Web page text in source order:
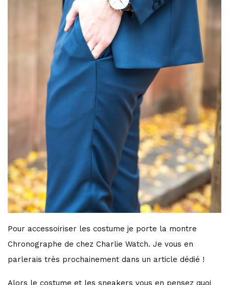
Pour accessoiriser les costume je porte la montre
Chronographe de chez Charlie Watch. Je vous en
parlerais très prochainement dans un article dédié !
Alors le costume et les sneakers vous en pensez quoi